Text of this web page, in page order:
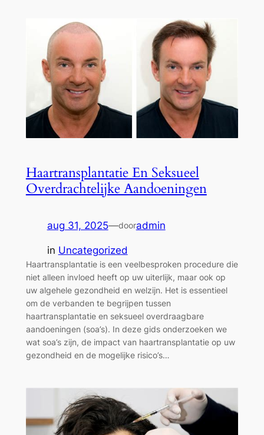
Haartransplantatie En Seksueel
Overdrachtelijke Aandoeningen
aug 31, 2025—dooradmin
in Uncategorized
Haartransplantatie is een veelbesproken procedure die
niet alleen invloed heeft op uw uiterlijk, maar ook op
uw algehele gezondheid en welzijn. Het is essentieel
om de verbanden te begrijpen tussen
haartransplantatie en seksueel overdraagbare
aandoeningen (soa’s). In deze gids onderzoeken we
wat soa’s zijn, de impact van haartransplantatie op uw
gezondheid en de mogelijke risico’s…